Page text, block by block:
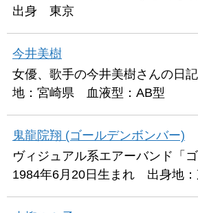
出身 東京
今井美樹
女優、歌手の今井美樹さんの日
地：宮崎県 血液型：AB型
鬼龍院翔 (ゴールデンボンバー)
ヴィジュアル系エアーバンド「
1984年6月20日生まれ 出身地